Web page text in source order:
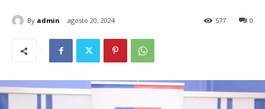
By admin agosto 20, 2024 0
577